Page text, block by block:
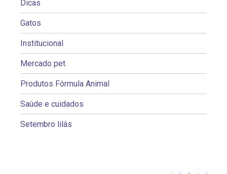
Dicas
Gatos
Institucional
Mercado pet
Produtos Fórmula Animal
Saúde e cuidados
Setembro lilás